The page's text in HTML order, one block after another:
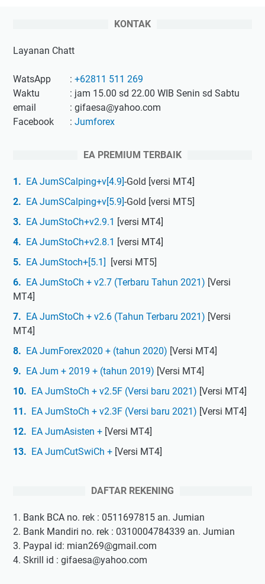
KONTAK
Layanan Chatt
WatsApp : +62811 511 269
Waktu
: jam 15.00 sd 22.00 WIB Senin sd Sabtu
email
: gifaesa@yahoo.com
Facebook
: Jumforex
EA PREMIUM TERBAIK
EA JumSCalping+v[4.9]-Gold [versi MT4]
EA JumSCalping+v[5.9]-Gold [versi MT5]
EA JumStoCh+v2.9.1 [versi MT4]
EA JumStoCh+v2.8.1 [versi MT4]
EA JumStoch+[5.1]
[versi MT5]
EA JumStoCh + v2.7 (Terbaru Tahun 2021) [Versi
MT4]
EA JumStoCh + v2.6 (Tahun Terbaru 2021) [Versi
MT4]
EA JumForex2020 + (tahun 2020) [Versi MT4]
EA Jum + 2019 + (tahun 2019) [Versi MT4]
EA JumStoCh + v2.5F (Versi baru 2021) [Versi MT4]
EA JumStoCh + v2.3F (Versi baru 2021) [Versi MT4]
EA JumAsisten + [Versi MT4]
EA JumCutSwiCh + [Versi MT4]
DAFTAR REKENING
1. Bank BCA no. rek : 0511697815 an. Jumian
2. Bank Mandiri no. rek : 0310004784339 an. Jumian
3. Paypal id: mian269@gmail.com
4. Skrill id : gifaesa@yahoo.com